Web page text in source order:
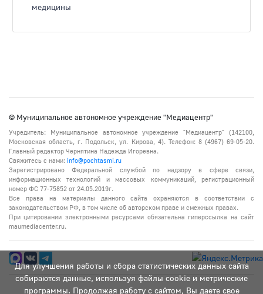
медицины
Для улучшения работы и сбора статистических данных сайта
собираются данные, используя файлы cookie и метрические
программы. Продолжая работу с сайтом, Вы даете свое
© Муниципальное автономное учреждение "Медиацентр"
Учредитель: Муниципальное автономное учреждение "Медиацентр" (142100,
Московская область, г. Подольск, ул. Кирова, 4). Телефон: 8 (4967) 69-05-20.
Главный редактор Чернятина Надежда Игоревна.
Свяжитесь с нами: info@pochtasmi.ru
Зарегистрировано Федеральной службой по надзору в сфере связи,
информационных технологий и массовых коммуникаций, регистрационный
номер ФС 77-75852 от 24.05.2019г.
Все права на материалы данного сайта охраняются в соответствии с
законодательством РФ, в том числе об авторском праве и смежных правах.
При цитировании электронными ресурсами обязательна гиперссылка на сайт
maumediacenter.ru.